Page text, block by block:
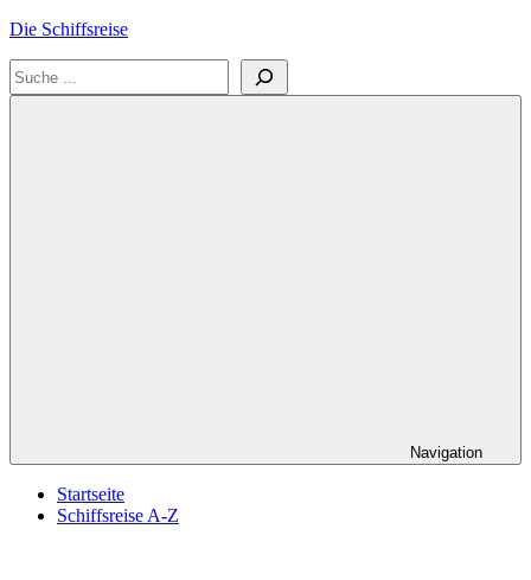
Zum
springen
Die Schiffsreise
Literatur-
Suchen
Navigation
Startseite
Schiffsreise A-Z